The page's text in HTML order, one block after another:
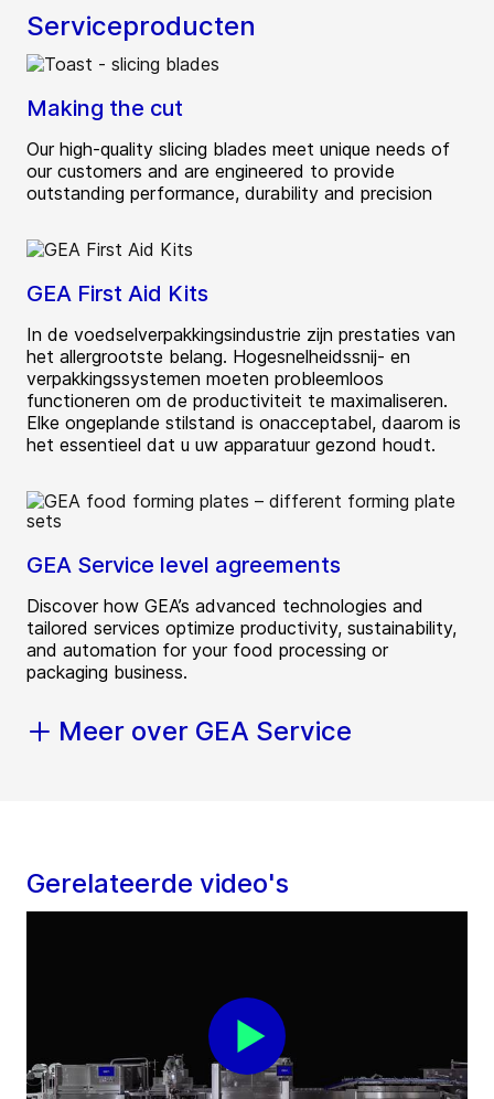
Serviceproducten
Making the cut
Our high-quality slicing blades meet unique needs of
our customers and are engineered to provide
outstanding performance, durability and precision
GEA First Aid Kits
In de voedselverpakkingsindustrie zijn prestaties van
het allergrootste belang. Hogesnelheidssnij- en
verpakkingssystemen moeten probleemloos
functioneren om de productiviteit te maximaliseren.
Elke ongeplande stilstand is onacceptabel, daarom is
het essentieel dat u uw apparatuur gezond houdt.
GEA Service level agreements
Discover how GEA’s advanced technologies and
tailored services optimize productivity, sustainability,
and automation for your food processing or
packaging business.
Meer over GEA Service
Gerelateerde video's